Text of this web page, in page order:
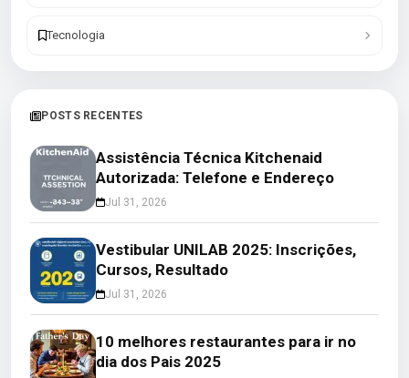
Tecnologia
POSTS RECENTES
Assistência Técnica Kitchenaid
Autorizada: Telefone e Endereço
Jul 31, 2026
Vestibular UNILAB 2025: Inscrições,
Cursos, Resultado
Jul 31, 2026
10 melhores restaurantes para ir no
dia dos Pais 2025